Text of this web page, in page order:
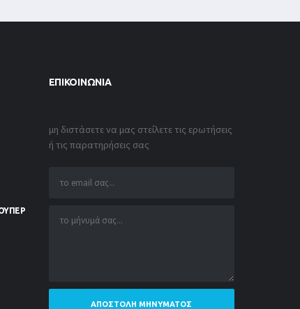
ΕΠΙΚΟΙΝΩΝΊΑ
μη διστάσετε να μας στείλετε τις ερωτήσεις
ή τις παρατηρήσεις σας
ΑΠΟΣΤΟΛΉ ΜΗΝΎΜΑΤΟΣ